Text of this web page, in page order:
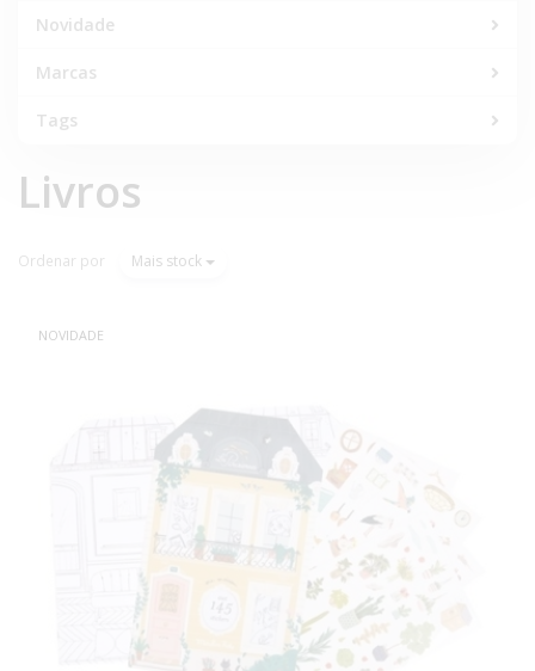
Novidade
Marcas
Tags
Livros
Ordenar por Mais stock
NOVIDADE